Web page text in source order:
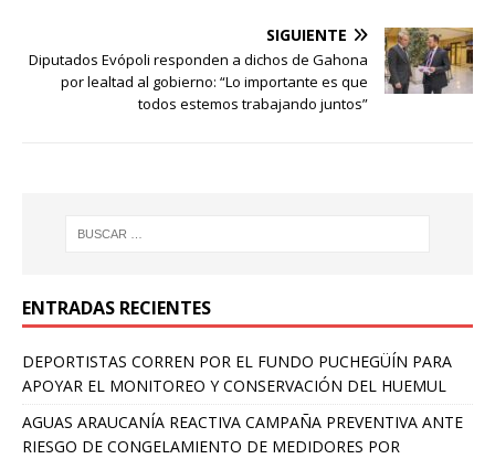
SIGUIENTE
Diputados Evópoli responden a dichos de Gahona
por lealtad al gobierno: “Lo importante es que
todos estemos trabajando juntos”
ENTRADAS RECIENTES
DEPORTISTAS CORREN POR EL FUNDO PUCHEGÜÍN PARA
APOYAR EL MONITOREO Y CONSERVACIÓN DEL HUEMUL
AGUAS ARAUCANÍA REACTIVA CAMPAÑA PREVENTIVA ANTE
RIESGO DE CONGELAMIENTO DE MEDIDORES POR